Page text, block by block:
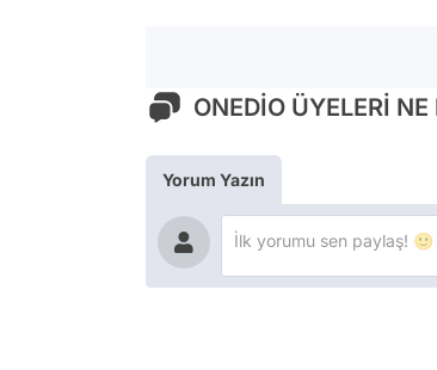
ONEDİO ÜYELERİ NE
Yorum Yazın